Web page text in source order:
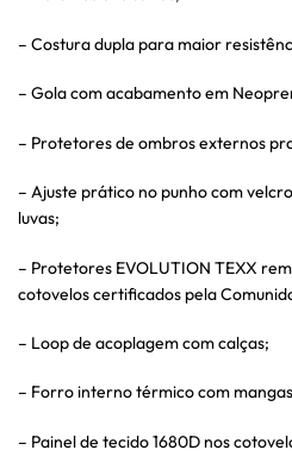
– Costura dupla para maior
– Gola com acabamento em
– Protetores de ombros externos
– Ajuste prático no punho com
luvas;
– Protetores EVOLUTION TEXX
cotovelos certificados pela
– Loop de acoplagem com calças;
– Forro interno térmico com
– Painel de tecido 1680D nos